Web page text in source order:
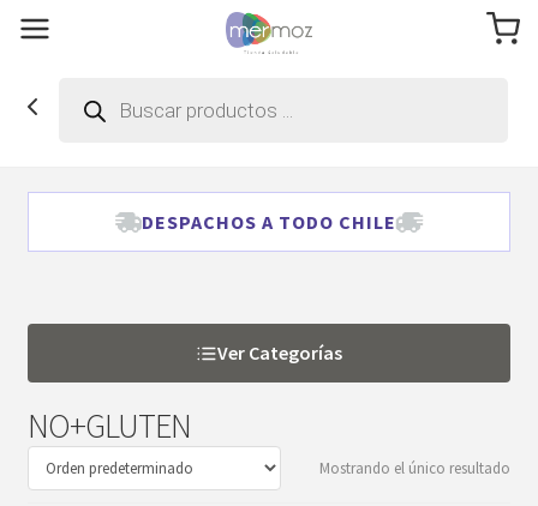
productos
DESPACHOS A TODO CHILE
Ver Categorías
NO+GLUTEN
Mostrando el único resultado